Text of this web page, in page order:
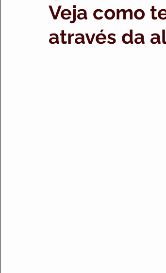
Plástica e Forma Empresarial PRIME
Veja como
através da